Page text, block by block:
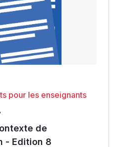
pour les enseignants
de
- Edition 8